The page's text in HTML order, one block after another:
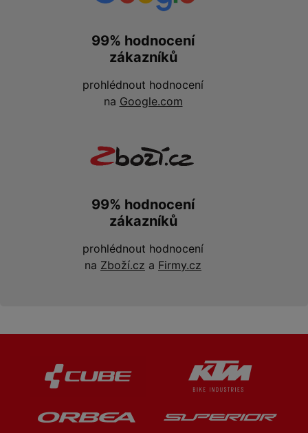
99% hodnocení
zákazníků
prohlédnout hodnocení
na Google.com
99% hodnocení
zákazníků
prohlédnout hodnocení
na Zboží.cz a Firmy.cz